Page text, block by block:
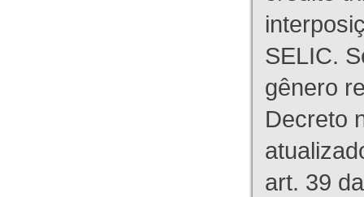
SELIC.
gênero
Decreto
art. 39